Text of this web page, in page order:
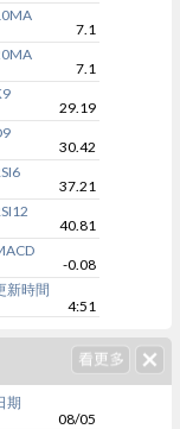
7.1
7.1
29.19
30.42
37.21
40.81
-0.08
新時間
4:51
期
08/05